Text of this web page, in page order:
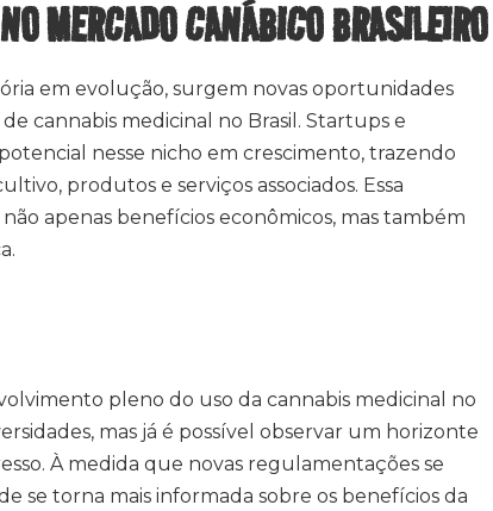
MERCADO CANÁBICO BRASILEIRO
em evolução, surgem novas oportunidades
cannabis medicinal no Brasil. Startups e
nesse nicho em crescimento, trazendo
produtos e serviços associados. Essa
apenas benefícios econômicos, mas também
pleno do uso da cannabis medicinal no
mas já é possível observar um horizonte
À medida que novas regulamentações se
se torna mais informada sobre os benefícios da